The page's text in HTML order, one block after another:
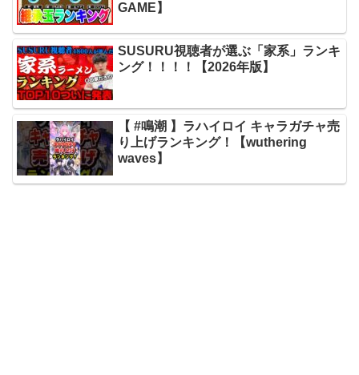
GAME】
SUSURU視聴者が選ぶ「家系」ランキ
ング！！！！【2026年版】
【 #鳴潮 】ラハイロイ キャラガチャ売
り上げランキング！【wuthering
waves】